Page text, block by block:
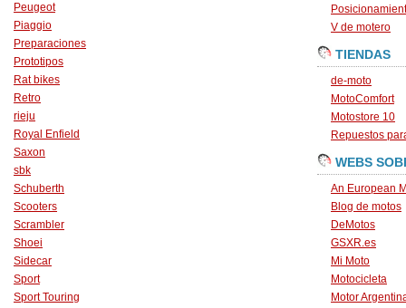
Peugeot
Piaggio
Preparaciones
Prototipos
Rat bikes
Retro
rieju
Royal Enfield
Saxon
sbk
Schuberth
Scooters
Scrambler
Shoei
Sidecar
Sport
Sport Touring
V de motero
TIENDAS
de-moto
MotoComfort
Motostore 10
Repuestos
WEBS
An European
Blog de motos
DeMotos
GSXR.es
Mi Moto
Motocicleta
Motor